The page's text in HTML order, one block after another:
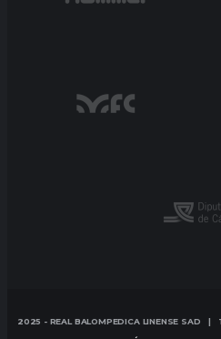
2025 - REAL BALOMPEDICA LINENSE SAD |